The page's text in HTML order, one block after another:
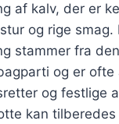
af kalv, der er
og rige smag.
stammer fra
og er
og festlige
kan tilberedes